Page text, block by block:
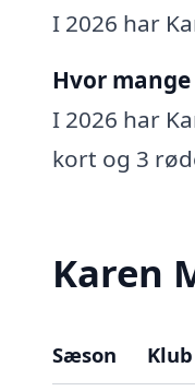
I 2026 har
Hvor
I 2026 har
kort og 3
Karen
Sæson Klub